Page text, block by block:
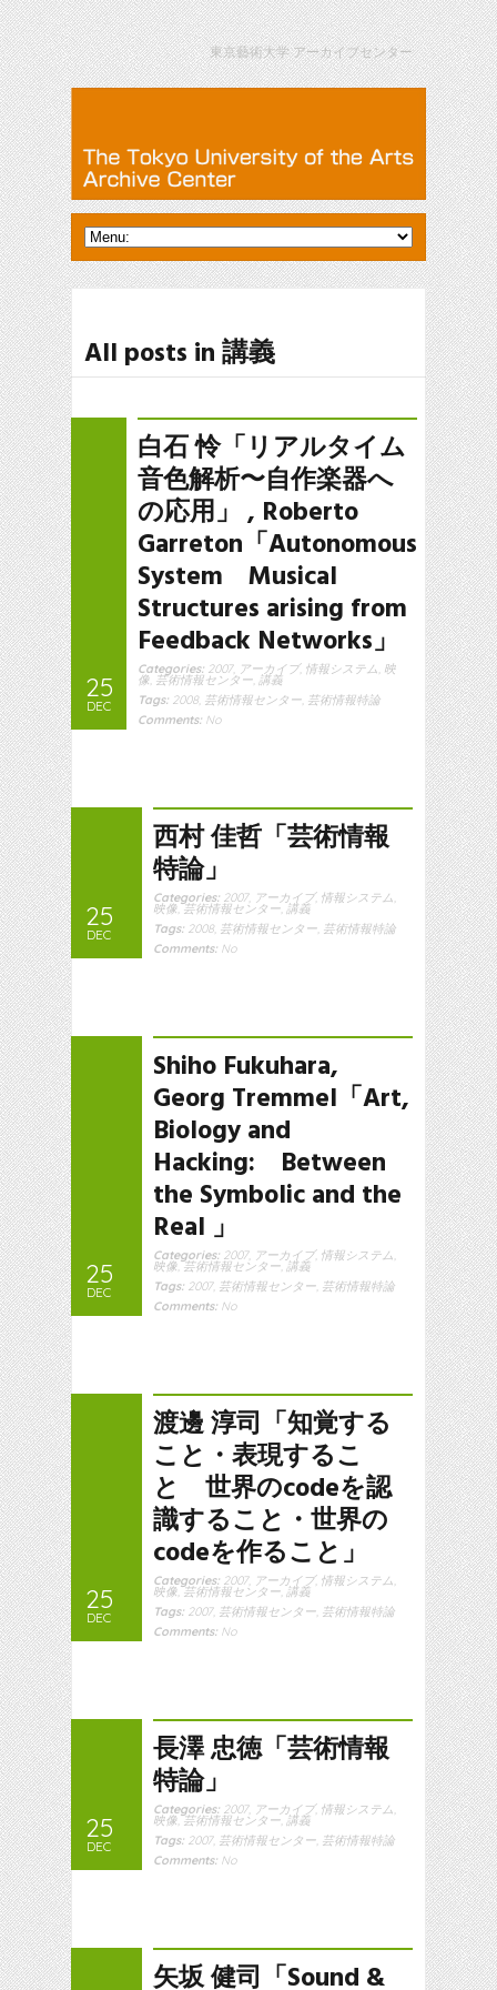
東京藝術大学 アーカイブセンター
All posts in 講義
25
DEC
白石 怜「リアルタイム
音色解析〜自作楽器へ
の応用」 , Roberto
Garreton「Autonomous
System Musical
Structures arising from
Feedback Networks」
Categories: 2007, アーカイブ, 情報システム 映
像 芸術情報センター 講義
Tags: 2008 芸術情報センター 芸術情報特論
Comments: No
25
DEC
西村 佳哲「芸術情報
特論」
Categories: 2007, アーカイブ, 情報システム
映像 ,芸術情報センター 講義
Tags: 2008 芸術情報センター 芸術情報特論
Comments: No
25
DEC
Shiho Fukuhara,
Georg Tremmel「Art,
Biology and
Hacking: Between
the Symbolic and the
Real 」
Categories: 2007, アーカイブ, 情報システム
映像 ,芸術情報センター 講義
Tags: 2007, 芸術情報センター 芸術情報特論
Comments: No
25
DEC
渡邊 淳司「知覚する
こと・表現するこ
と 世界のcodeを認
識すること・世界の
codeを作ること」
Categories: 2007, アーカイブ, 情報システム
映像 ,芸術情報センター 講義
Tags: 2007, 芸術情報センター 芸術情報特論
Comments: No
25
DEC
長澤 忠徳「芸術情報
特論」
Categories: 2007, アーカイブ, 情報システム
映像 ,芸術情報センター 講義
Tags: 2007, 芸術情報センター 芸術情報特論
Comments: No
矢坂 健司「Sound &